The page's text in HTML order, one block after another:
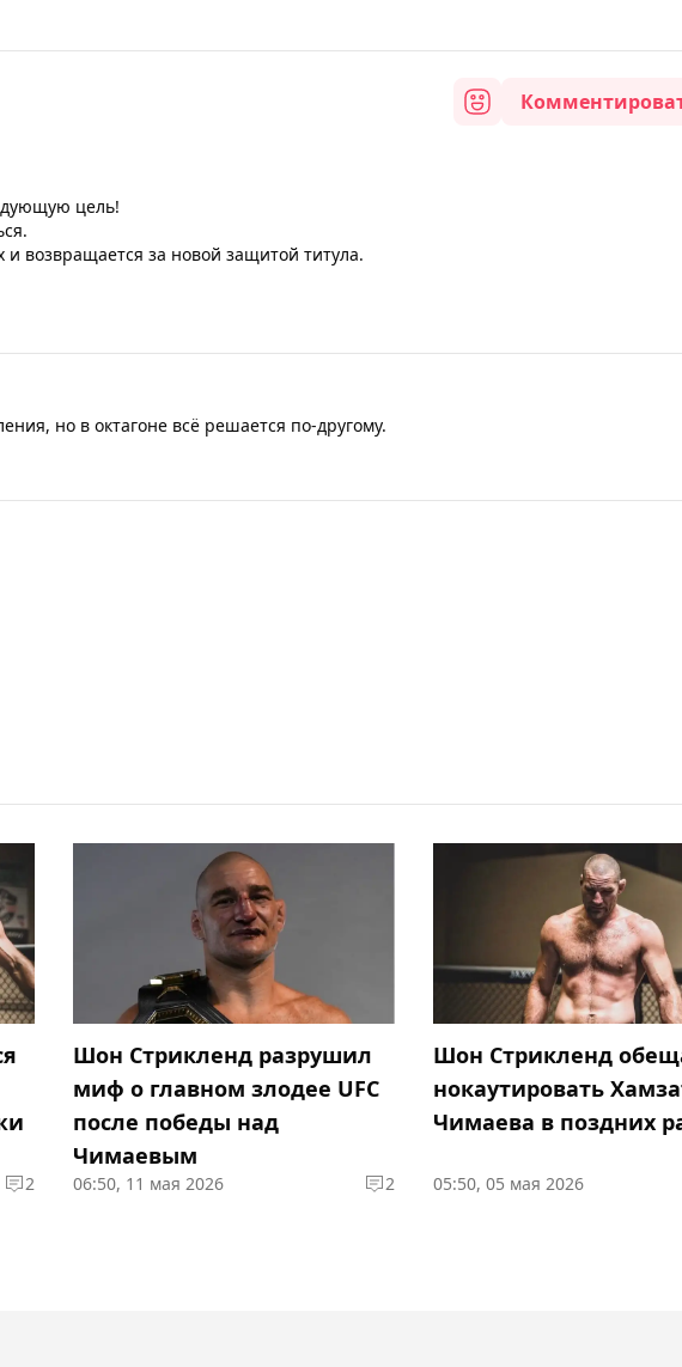
цель!
возвращается за новой защитой титула.
но в октагоне всё решается по-другому.
2
Шон Стрикленд разрушил
миф о главном злодее UFC
после победы над
Чимаевым
06:50, 11 мая 2026 2
Шон Стрикленд
нокаутировать
Чимаева в поздних
05:50, 05 мая 2026